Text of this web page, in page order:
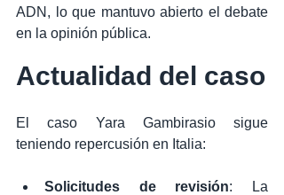
ADN, lo que mantuvo abierto el debate
en la opinión pública.
Actualidad del caso
El caso Yara Gambirasio sigue
teniendo repercusión en Italia:
Solicitudes de revisión: La